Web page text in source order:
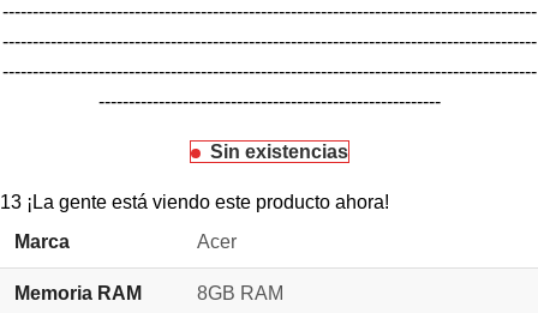
-----------------------------------------------------------------------------------------
-----------------------------------------------------------------------------------------
-----------------------------------------------------------------------------------------
---------------------------------------------------------
Sin existencias
13 ¡La gente está viendo este producto ahora!
Marca
Acer
Memoria RAM 8GB RAM